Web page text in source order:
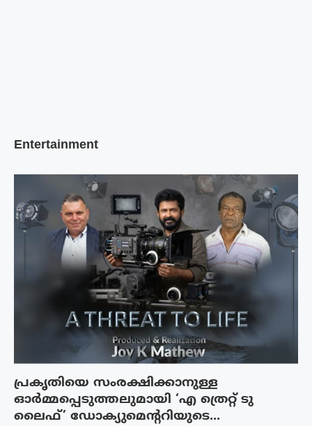
Entertainment
പ്രകൃതിയെ സംരക്ഷിക്കാനുള്ള
ഓർമ്മപ്പെടുത്തലുമായി ‘എ ത്രെറ്റ് ടു
ലൈഫ്’ ഡോക്യുമെന്ററിയുടെ...